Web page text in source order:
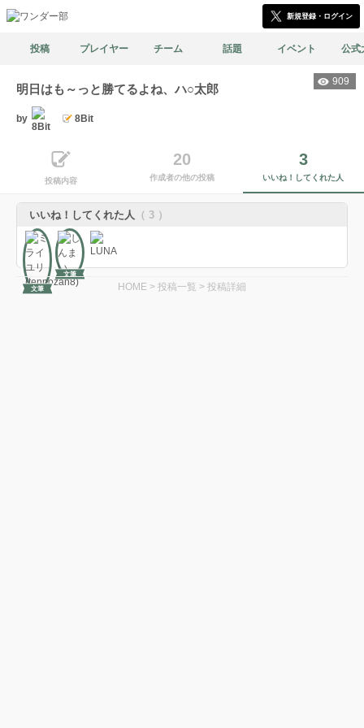
新規登録・ログイン
投稿 プレイヤー チーム 話題 イベント 公式
909
明日はも～っと勝てるよね、ハ○太郎
by 8Bit
投稿内容
20
作成者の他の投稿
3
いいね！してくれた人
いいね！してくれた人 （ 3 ）
文筆
文筆
HOME > 投稿一覧 > 投稿詳細